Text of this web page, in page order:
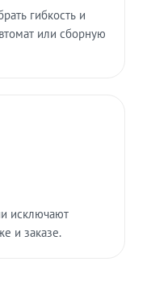
гибкость и
или сборную
исключают
и заказе.